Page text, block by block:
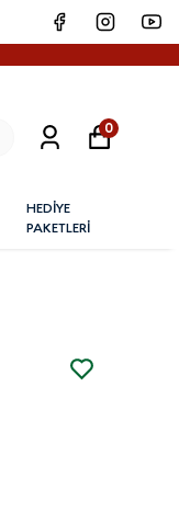
HEDİYE
PAKETLERİ
0